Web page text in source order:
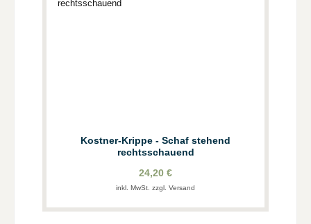
Kostner-Krippe - Schaf stehend
rechtsschauend
24,20 €
inkl. MwSt. zzgl. Versand